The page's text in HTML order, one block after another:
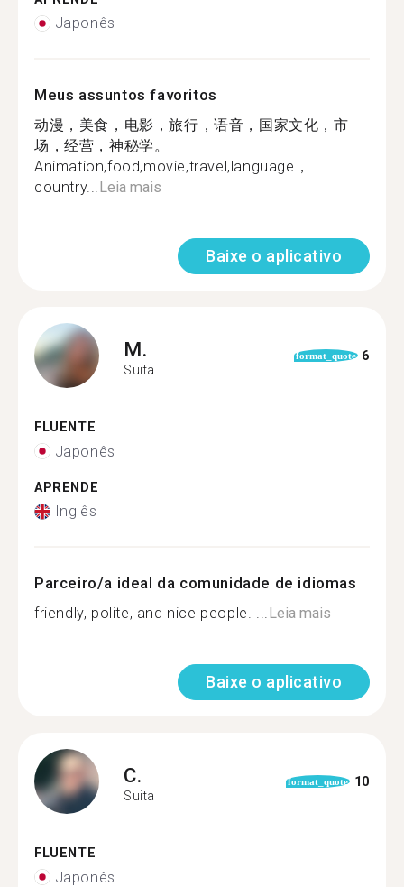
Japonês
Meus assuntos favoritos
动漫，美食，电影，旅行，语音，国家文化，市
场，经营，神秘学。
Animation,food,movie,travel,language，
country...Leia mais
Baixe o aplicativo
M.
Suita
format_quote 6
FLUENTE
Japonês
APRENDE
Inglês
Parceiro/a ideal da comunidade de idiomas
friendly, polite, and nice people. ...Leia mais
Baixe o aplicativo
C.
Suita
format_quote 10
FLUENTE
Japonês